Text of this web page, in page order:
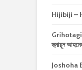
Hijibiji –
হুমায়ূন
Joshoha